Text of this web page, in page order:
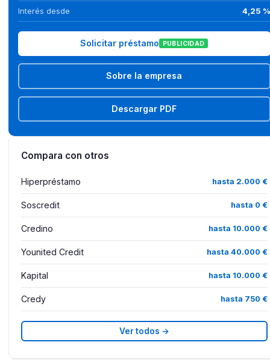
Interés desde 4,25 %
Solicitar préstamo PUBLICIDAD
Sobre la empresa
Descargar PDF
Compara con otros
Hiperpréstamo hasta 2.000 €
Soscredit hasta 0 €
Credino hasta 10.000 €
Younited Credit hasta 40.000 €
Kapital hasta 10.000 €
Credy hasta 750 €
Ver todos →